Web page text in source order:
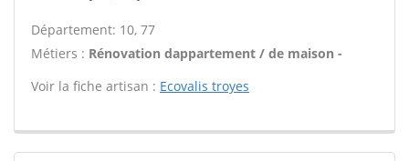
Département: 10, 77
Métiers : Rénovation dappartement / de maison -
Voir la fiche artisan : Ecovalis troyes